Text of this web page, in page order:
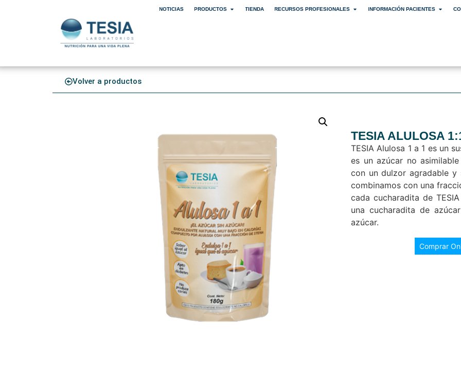
NOTICIAS PRODUCTOS TIENDA RECURSOS PROFESIONALES INFORMACIÓN PACIENTES
Volver a productos
TESIA ALULOSA
TESIA Alulosa 1 a 1 es un
es un azúcar no
con un dulzor agradable y
combinamos con una
cada cucharadita de
una cucharadita de
azúcar.
Comprar